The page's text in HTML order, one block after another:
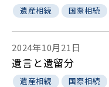
遺産相続 国際相続
2024年10月21日
遺言と遺留分
遺産相続 国際相続